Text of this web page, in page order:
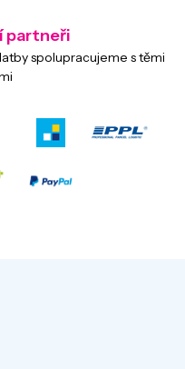
partneři
spolupracujeme s těmi